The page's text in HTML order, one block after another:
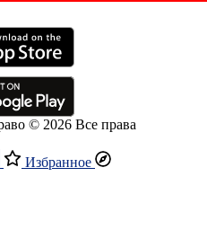
© 2026 Все права
Избранное